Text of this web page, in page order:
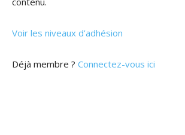
Voir les niveaux d’adhésion
Déjà membre ? Connectez-vous ici